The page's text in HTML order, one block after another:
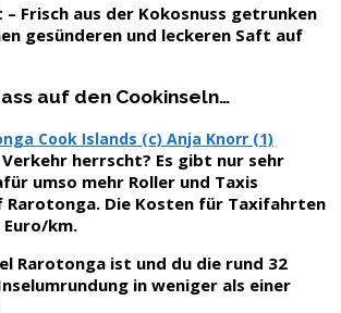
– Frisch aus der Kokosnuss getrunken
gesünderen und leckeren Saft auf
auf den Cookinseln…
herrscht? Es gibt nur sehr
umso mehr Roller und Taxis
Rarotonga. Die Kosten für Taxifahrten
km.
Rarotonga ist und du die rund 32
in weniger als einer